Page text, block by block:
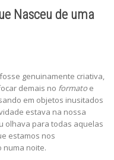
Nasceu de uma
genuinamente criativa,
demais no formato e
em objetos inusitados
estava na nossa
olhava para todas aquelas
estamos nos
numa noite.